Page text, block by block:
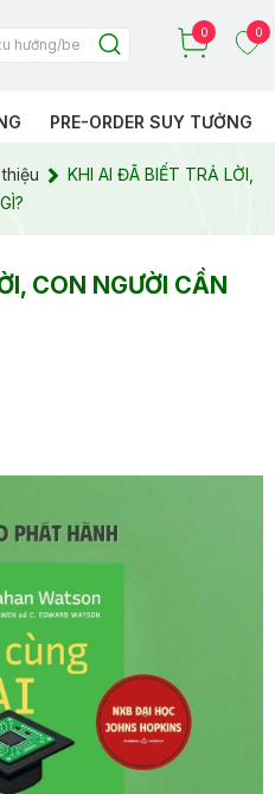
0 0
PRE-ORDER SUY TƯỞNG
KHI AI ĐÃ BIẾT TRẢ LỜI,
CON NGƯỜI CẦN